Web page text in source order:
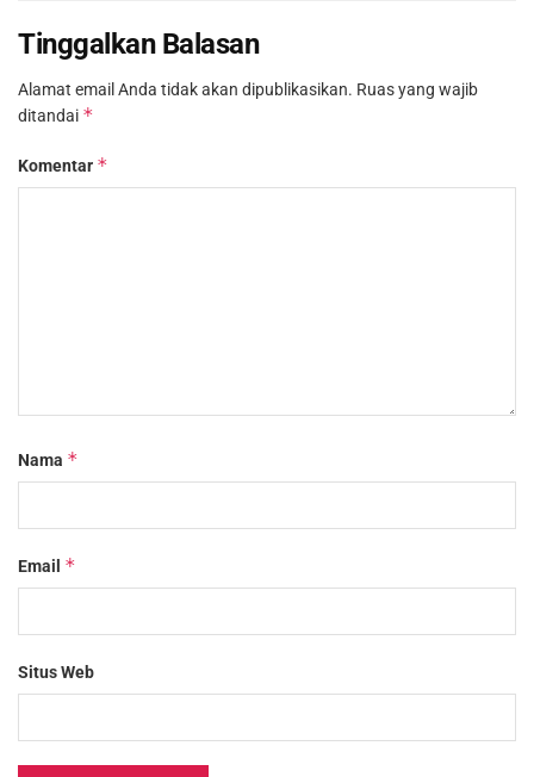
Tinggalkan Balasan
Alamat email Anda tidak akan dipublikasikan. Ruas yang wajib
ditandai *
Komentar *
Nama *
Email *
Situs Web